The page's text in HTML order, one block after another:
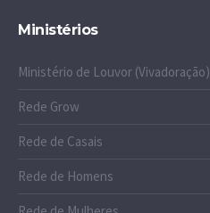
Ministérios
Ministério de Louvor (Vivadoração)
Rede Grow
Rede de Casais
Rede de Homens